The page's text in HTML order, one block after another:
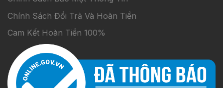
Chính Sách Đổi Trả Và Hoàn Tiền
Cam Kết Hoàn Tiền 100%